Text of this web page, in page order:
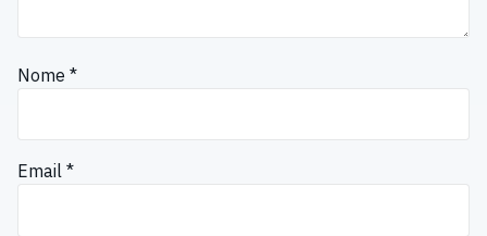
Nome *
Email *